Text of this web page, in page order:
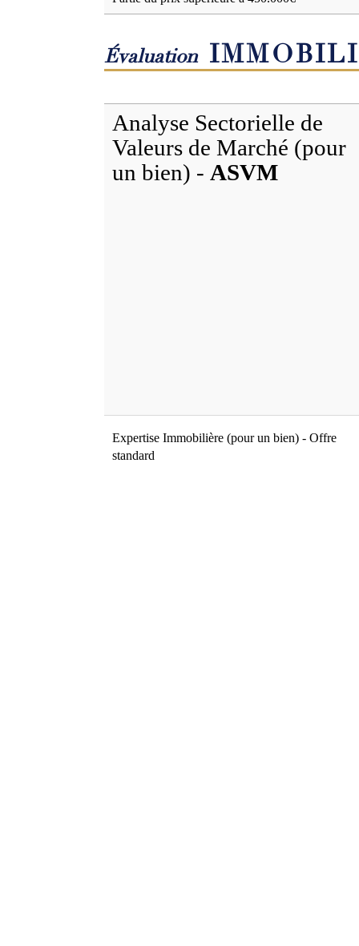
Évaluation
Analyse Sectorielle de
Valeurs de Marché (pour
un bien) - ASVM
Expertise Immobilière (pour un bien) - Offre
standard